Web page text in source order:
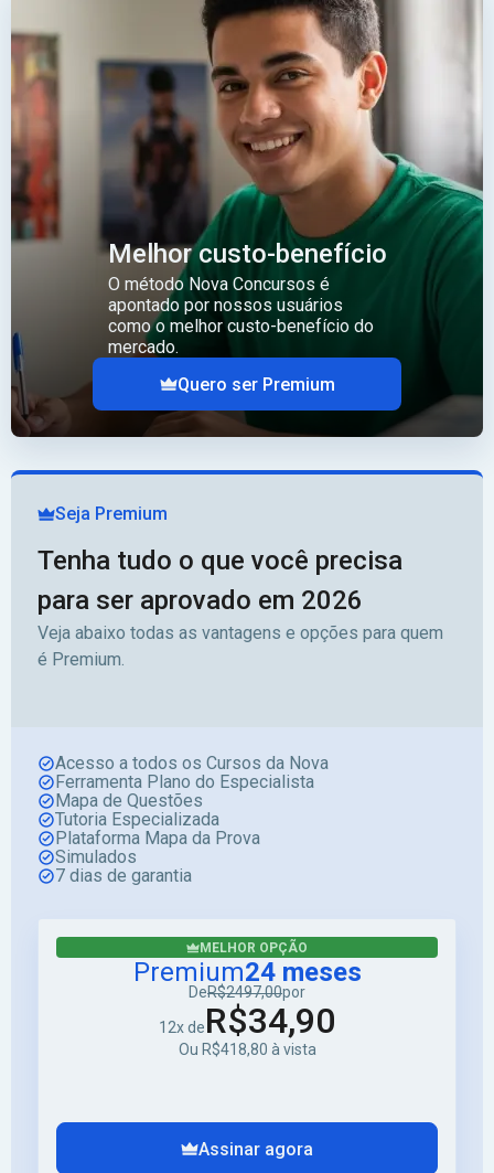
Melhor custo-benefício
O método Nova Concursos é
apontado por nossos usuários
como o melhor custo-benefício do
mercado.
Quero ser Premium
Seja Premium
Tenha tudo o que você precisa
para ser aprovado em 2026
Veja abaixo todas as vantagens e opções para quem
é Premium.
Acesso a todos os Cursos da Nova
Ferramenta Plano do Especialista
Mapa de Questões
Tutoria Especializada
Plataforma Mapa da Prova
Simulados
7 dias de garantia
MELHOR OPÇÃO
Premium24 meses
DeR$2497,00por
12x deR$34,90
Ou R$418,80 à vista
Assinar agora